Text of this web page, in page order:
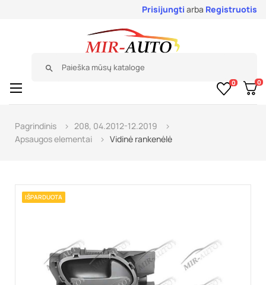
Prisijungti arba Registruotis
search
0 0
Toggle
navigation
☰
Pagrindinis
208, 04.2012-12.2019
Apsaugos elementai
Vidinė rankenėlė
IŠPARDUOTA